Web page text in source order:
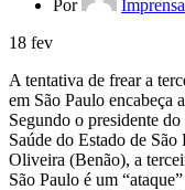
Por
Imprensa
18 fev
A tentativa de frear a
em São Paulo encabeça
Segundo o presidente
Saúde do Estado de
Oliveira (Benão), a
São Paulo é um